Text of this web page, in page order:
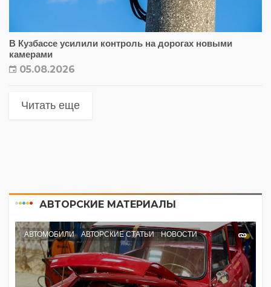
В Кузбассе усилили контроль на дорогах новыми
камерами
05.08.2026
Читать еще
АВТОРСКИЕ МАТЕРИАЛЫ
АВТОМОБИЛИ АВТОРСКИЕ СТАТЬИ НОВОСТИ